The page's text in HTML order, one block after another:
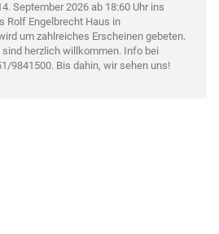
September 2026 ab 18:60 Uhr ins
Rolf Engelbrecht Haus in
um zahlreiches Erscheinen gebeten.
herzlich willkommen. Info bei
9841500. Bis dahin, wir sehen uns!